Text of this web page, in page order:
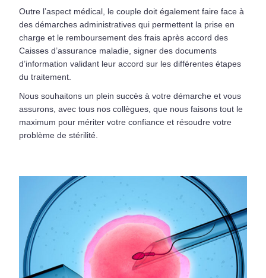
Outre l’aspect médical, le couple doit également faire face à
des démarches administratives qui permettent la prise en
charge et le remboursement des frais après accord des
Caisses d’assurance maladie, signer des documents
d’information validant leur accord sur les différentes étapes
du traitement.
Nous souhaitons un plein succès à votre démarche et vous
assurons, avec tous nos collègues, que nous faisons tout le
maximum pour mériter votre confiance et résoudre votre
problème de stérilité.